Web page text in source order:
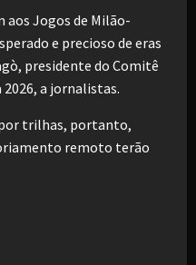
aos Jogos de Milão-
e precioso de eras
presidente do Comitê
a jornalistas.
por trilhas, portanto,
remoto terão